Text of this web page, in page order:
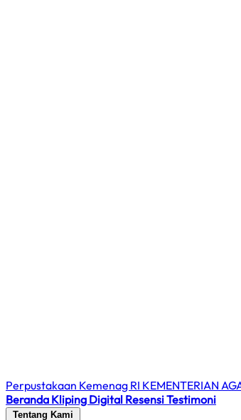
Perpustakaan Kemenag RI KEMENTERIAN
Beranda Kliping Digital ResensiTestimoni
Tentang Kami